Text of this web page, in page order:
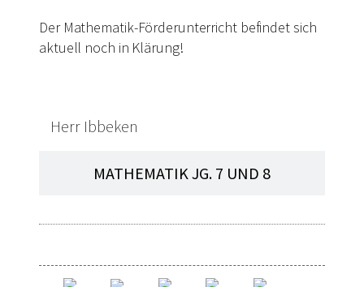
Der Mathematik-Förderunterricht befindet sich
aktuell noch in Klärung!
MATHEMATIK JG. 7 UND 8
Herr Ibbeken